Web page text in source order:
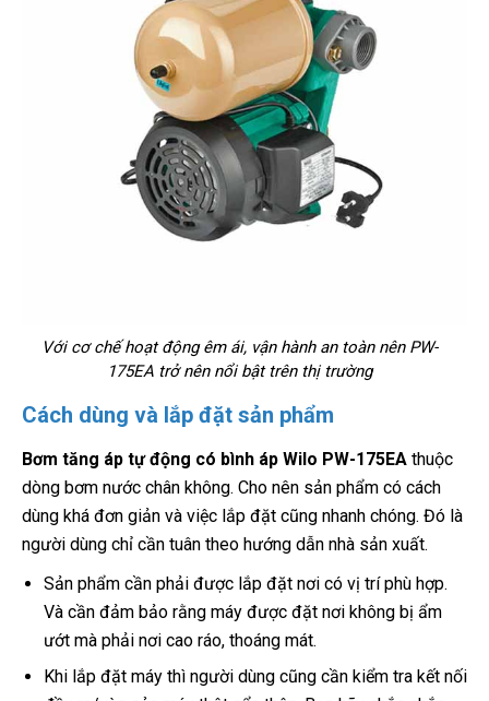
Với cơ chế hoạt động êm ái, vận hành an toàn nên PW-
175EA trở nên nổi bật trên thị trường
Cách dùng và lắp đặt sản phẩm
Bơm tăng áp tự động có bình áp Wilo PW-175EA thuộc
dòng bơm nước chân không. Cho nên sản phẩm có cách
dùng khá đơn giản và việc lắp đặt cũng nhanh chóng. Đó là
người dùng chỉ cần tuân theo hướng dẫn nhà sản xuất.
Sản phẩm cần phải được lắp đặt nơi có vị trí phù hợp.
Và cần đảm bảo rằng máy được đặt nơi không bị ẩm
ướt mà phải nơi cao ráo, thoáng mát.
Khi lắp đặt máy thì người dùng cũng cần kiểm tra kết nối